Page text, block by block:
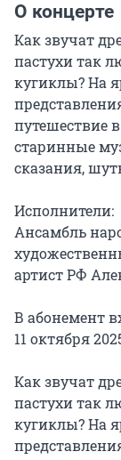
О концерте
Как звучат
пастухи так
кугиклы? На
путешествие
старинные
сказания,
Исполнители:
Ансамбль
артист РФ
В абонемент
11 октября
Как звучат
пастухи так
кугиклы? На